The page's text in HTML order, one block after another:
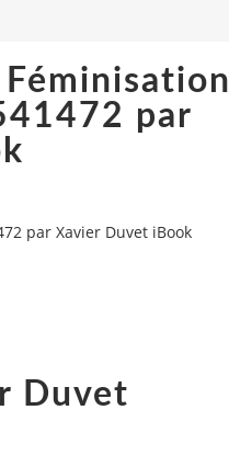
par
par Xavier Duvet iBook
Duvet